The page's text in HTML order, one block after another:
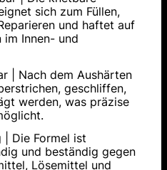
sich zum Füllen,
und haftet auf
im Innen- und
| Nach dem Aushärten
geschliffen,
werden, was präzise
| Die Formel ist
und beständig gegen
Lösemittel und